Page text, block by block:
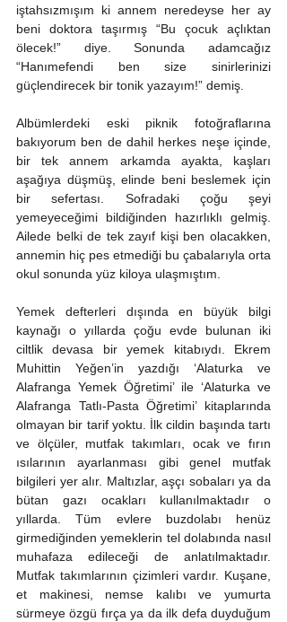
iştahsızmışım ki annem neredeyse her ay
beni doktora taşırmış “Bu çocuk açlıktan
ölecek!” diye. Sonunda adamcağız
“Hanımefendi ben size sinirlerinizi
güçlendirecek bir tonik yazayım!” demiş.
Albümlerdeki eski piknik fotoğraflarına
bakıyorum ben de dahil herkes neşe içinde,
bir tek annem arkamda ayakta, kaşları
aşağıya düşmüş, elinde beni beslemek için
bir sefertası. Sofradaki çoğu şeyi
yemeyeceğimi bildiğinden hazırlıklı gelmiş.
Ailede belki de tek zayıf kişi ben olacakken,
annemin hiç pes etmediği bu çabalarıyla orta
okul sonunda yüz kiloya ulaşmıştım.
Yemek defterleri dışında en büyük bilgi
kaynağı o yıllarda çoğu evde bulunan iki
ciltlik devasa bir yemek kitabıydı. Ekrem
Muhittin Yeğen’in yazdığı ‘Alaturka ve
Alafranga Yemek Öğretimi’ ile ‘Alaturka ve
Alafranga Tatlı-Pasta Öğretimi’ kitaplarında
olmayan bir tarif yoktu. İlk cildin başında tartı
ve ölçüler, mutfak takımları, ocak ve fırın
ısılarının ayarlanması gibi genel mutfak
bilgileri yer alır. Maltızlar, aşçı sobaları ya da
bütan gazı ocakları kullanılmaktadır o
yıllarda. Tüm evlere buzdolabı henüz
girmediğinden yemeklerin tel dolabında nasıl
muhafaza edileceği de anlatılmaktadır.
Mutfak takımlarının çizimleri vardır. Kuşane,
et makinesi, nemse kalıbı ve yumurta
sürmeye özgü fırça ya da ilk defa duyduğum